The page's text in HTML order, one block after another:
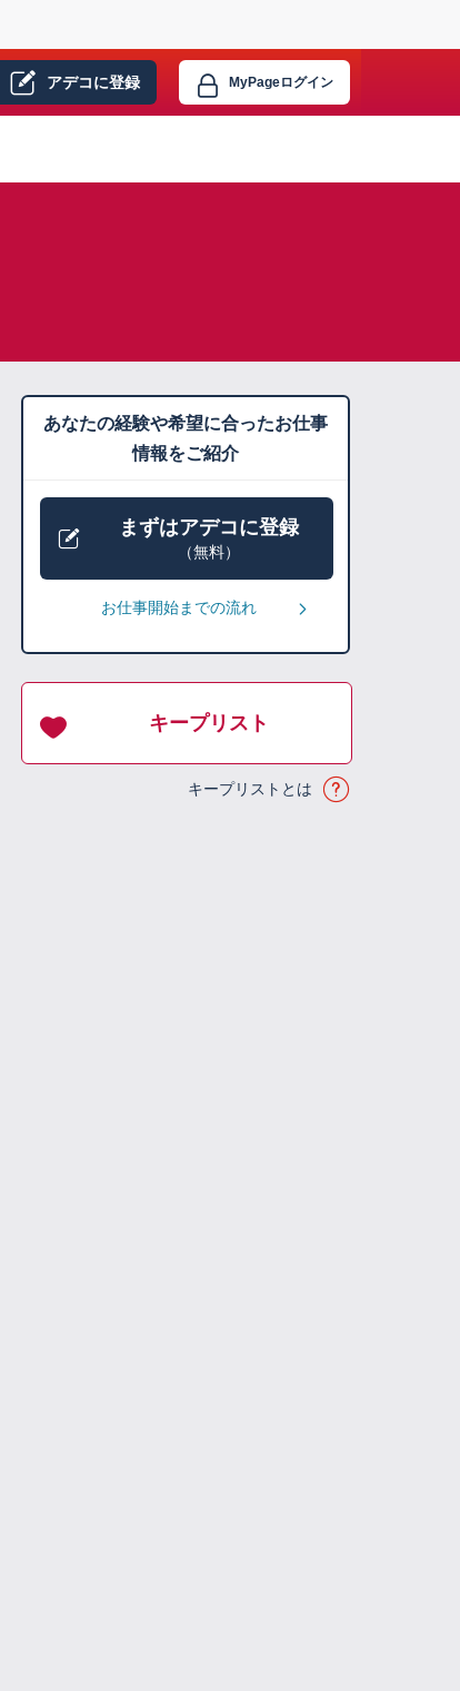
アデコに登録 MyPageログイン
あなたの経験や希望に合ったお仕事
情報をご紹介
まずはアデコに登録
（無料）
お仕事開始までの流れ
キープリスト
キープリストとは